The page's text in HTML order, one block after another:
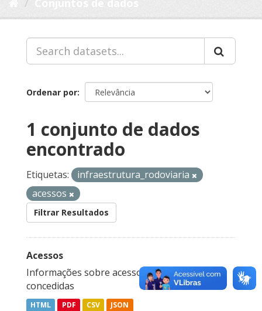
Ordenar por
1 conjunto de dados
encontrado
Etiquetas:
infraestrutura_rodoviaria
acessos
Filtrar Resultados
Acessos
Informações sobre acessos das rodovias
concedidas
HTML PDF CSV JSON